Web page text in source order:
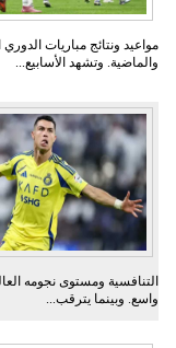
مواعيد ونتائج مباريات
والماضية. وتشهد الأسابيع...
التنافسية ومستوى نجومه
واسع. وبينما يترقب...